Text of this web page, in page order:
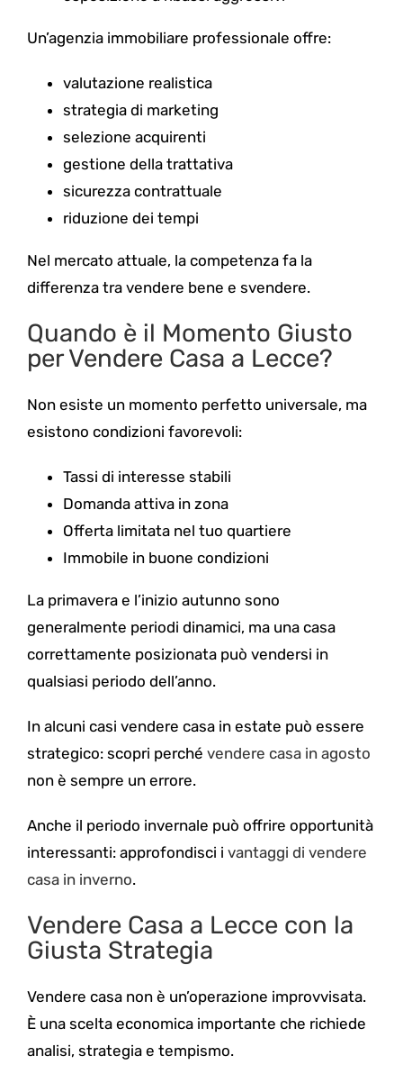
Un’agenzia immobiliare professionale offre:
valutazione realistica
strategia di marketing
selezione acquirenti
gestione della trattativa
sicurezza contrattuale
riduzione dei tempi
Nel mercato attuale, la competenza fa la
differenza tra vendere bene e svendere.
Quando è il Momento Giusto
per Vendere Casa a Lecce?
Non esiste un momento perfetto universale, ma
esistono condizioni favorevoli:
Tassi di interesse stabili
Domanda attiva in zona
Offerta limitata nel tuo quartiere
Immobile in buone condizioni
La primavera e l’inizio autunno sono
generalmente periodi dinamici, ma una casa
correttamente posizionata può vendersi in
qualsiasi periodo dell’anno.
In alcuni casi vendere casa in estate può essere
strategico: scopri perché vendere casa in agosto
non è sempre un errore.
Anche il periodo invernale può offrire opportunità
interessanti: approfondisci i vantaggi di vendere
casa in inverno.
Vendere Casa a Lecce con la
Giusta Strategia
Vendere casa non è un’operazione improvvisata.
È una scelta economica importante che richiede
analisi, strategia e tempismo.